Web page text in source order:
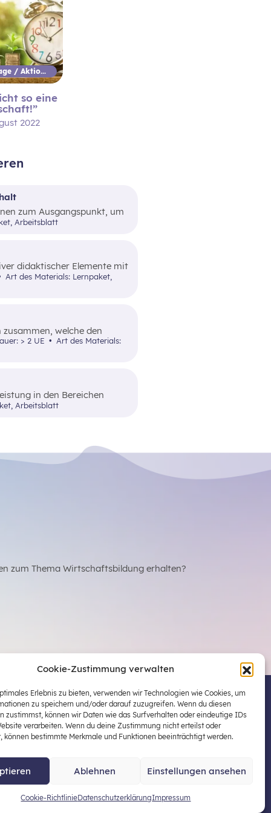
Cookie-Zustimmung verwalten
Erlebnis zu bieten, verwenden wir Technologien wie Cookies, um
zu speichern und/oder darauf zuzugreifen. Wenn du diesen
zustimmst, können wir Daten wie das Surfverhalten oder eindeutige IDs
verarbeiten. Wenn du deine Zustimmung nicht erteilst oder
können bestimmte Merkmale und Funktionen beeinträchtigt werden.
Ablehnen Einstellungen ansehen
Cookie-RichtlinieDatenschutzerklärungImpressum
Aktionstage / Aktionswoche
so eine
2022
zum Ausgangspunkt, um
zu unterscheiden und
Arbeitsblatt
didaktischer Elemente mit
Beispiele
welche den
und Weise
> 2 UE Art des Materials:
in den Bereichen
die entweder online oder
Arbeitsblatt
zum Thema Wirtschaftsbildung erhalten?
zentraler Plattform für die Stärkung
in der schulischen Allgemeinbildung